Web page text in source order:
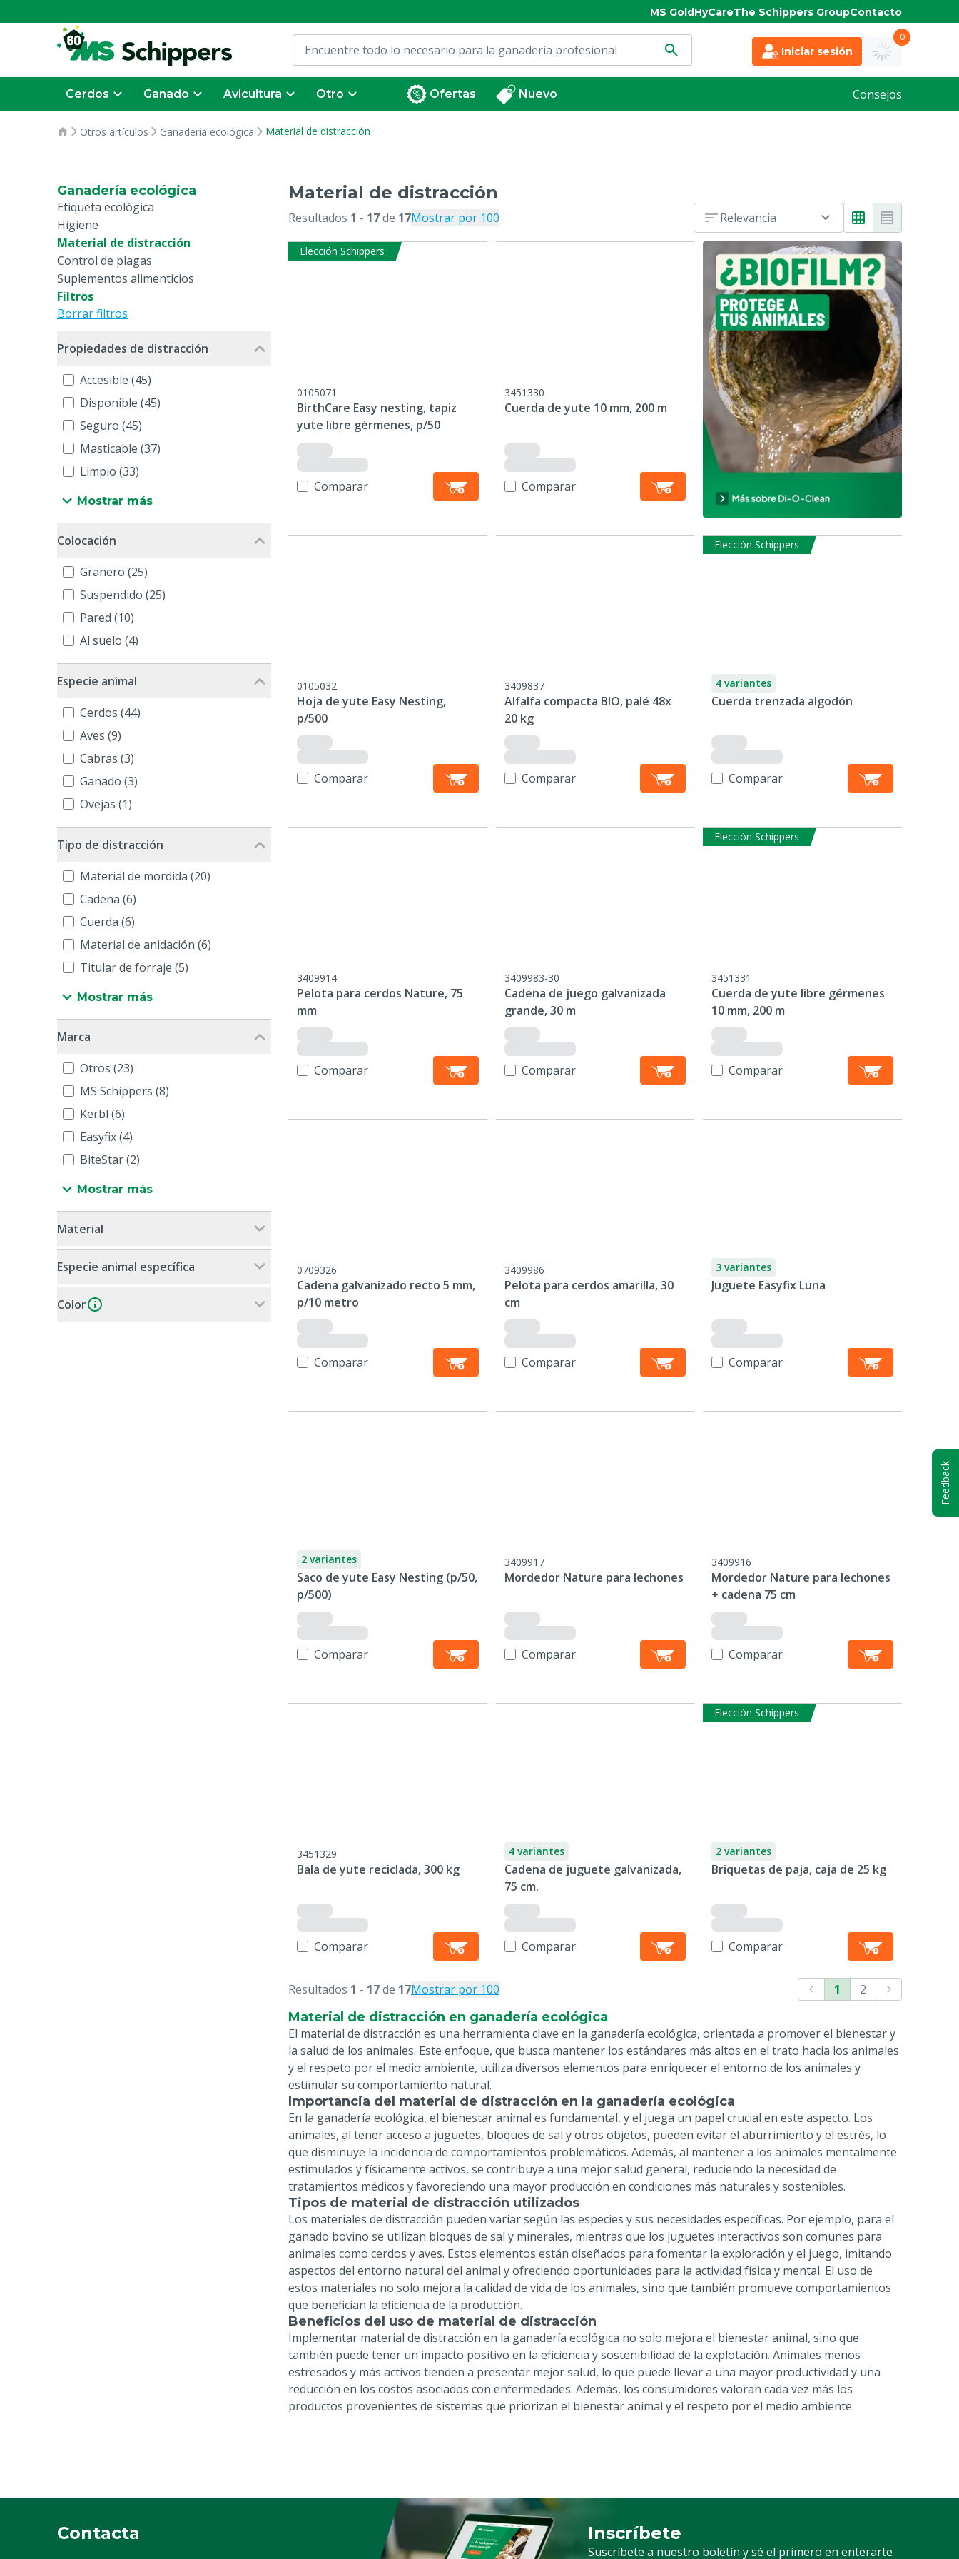
MS GoldHyCareThe Schippers GroupContacto
Iniciar sesión
0
Cerdos Ganado Avicultura Otro Ofertas Nuevo Consejos
Otros artículos Ganadería ecológica Material de distracción
Ganadería ecológica
Etiqueta ecológica
Higiene
Material de distracción
Control de plagas
Suplementos alimenticios
Filtros
Borrar filtros
Propiedades de distracción
Accesible (45)
Disponible (45)
Seguro (45)
Masticable (37)
Limpio (33)
Mostrar más
Colocación
Granero (25)
Suspendido (25)
Pared (10)
Al suelo (4)
Especie animal
Cerdos (44)
Aves (9)
Cabras (3)
Ganado (3)
Ovejas (1)
Tipo de distracción
Material de mordida (20)
Cadena (6)
Cuerda (6)
Material de anidación (6)
Titular de forraje (5)
Mostrar más
Marca
Otros (23)
MS Schippers (8)
Kerbl (6)
Easyfix (4)
BiteStar (2)
Mostrar más
Material
Especie animal específica
Color
Material de distracción
Resultados 1 - 17de 17Mostrar por 100 Relevancia
Elección Schippers
0105071
BirthCare Easy nesting, tapiz
yute libre gérmenes, p/50
Comparar
3451330
Cuerda de yute 10 mm, 200 m
Comparar
0105032
Hoja de yute Easy Nesting,
p/500
Comparar
3409837
Alfalfa compacta BIO, palé 48x
20 kg
Comparar
Elección Schippers
4 variantes
Cuerda trenzada algodón
Comparar
3409914
Pelota para cerdos Nature, 75
mm
Comparar
3409983-30
Cadena de juego galvanizada
grande, 30 m
Comparar
Elección Schippers
3451331
Cuerda de yute libre gérmenes
10 mm, 200 m
Comparar
0709326
Cadena galvanizado recto 5 mm,
p/10 metro
Comparar
3409986
Pelota para cerdos amarilla, 30
cm
Comparar
3 variantes
Juguete Easyfix Luna
Comparar
2 variantes
Saco de yute Easy Nesting (p/50,
p/500)
Comparar
3409917
Mordedor Nature para lechones
Comparar
3409916
Mordedor Nature para lechones
+ cadena 75 cm
Comparar
3451329
Bala de yute reciclada, 300 kg
Comparar
4 variantes
Cadena de juguete galvanizada,
75 cm.
Comparar
Elección Schippers
2 variantes
Briquetas de paja, caja de 25 kg
Comparar
Resultados 1 - 17de 17Mostrar por 100 1
2
Material de distracción en ganadería ecológica
El material de distracción es una herramienta clave en la ganadería ecológica, orientada a promover el bienestar y
la salud de los animales. Este enfoque, que busca mantener los estándares más altos en el trato hacia los animales
y el respeto por el medio ambiente, utiliza diversos elementos para enriquecer el entorno de los animales y
estimular su comportamiento natural.
Importancia del material de distracción en la ganadería ecológica
En la ganadería ecológica, el bienestar animal es fundamental, y el juega un papel crucial en este aspecto. Los
animales, al tener acceso a juguetes, bloques de sal y otros objetos, pueden evitar el aburrimiento y el estrés, lo
que disminuye la incidencia de comportamientos problemáticos. Además, al mantener a los animales mentalmente
estimulados y físicamente activos, se contribuye a una mejor salud general, reduciendo la necesidad de
tratamientos médicos y favoreciendo una mayor producción en condiciones más naturales y sostenibles.
Tipos de material de distracción utilizados
Los materiales de distracción pueden variar según las especies y sus necesidades específicas. Por ejemplo, para el
ganado bovino se utilizan bloques de sal y minerales, mientras que los juguetes interactivos son comunes para
animales como cerdos y aves. Estos elementos están diseñados para fomentar la exploración y el juego, imitando
aspectos del entorno natural del animal y ofreciendo oportunidades para la actividad física y mental. El uso de
estos materiales no solo mejora la calidad de vida de los animales, sino que también promueve comportamientos
que benefician la eficiencia de la producción.
Beneficios del uso de material de distracción
Implementar material de distracción en la ganadería ecológica no solo mejora el bienestar animal, sino que
también puede tener un impacto positivo en la eficiencia y sostenibilidad de la explotación. Animales menos
estresados y más activos tienden a presentar mejor salud, lo que puede llevar a una mayor productividad y una
reducción en los costos asociados con enfermedades. Además, los consumidores valoran cada vez más los
productos provenientes de sistemas que priorizan el bienestar animal y el respeto por el medio ambiente.
Contacta Inscríbete
Suscríbete a nuestro boletín y sé el primero en enterarte
Suscripción a nuestro boletín
Feedback